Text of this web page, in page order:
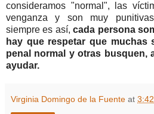
consideramos "normal", las
venganza y son muy
siempre es así, cada persona
hay que respetar que muchas
penal normal y otras busquen,
ayudar.
Virginia Domingo de la Fuente at 3:42